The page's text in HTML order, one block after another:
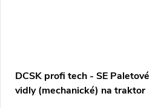
DCSK profi tech - SE Paletové
vidly (mechanické) na traktor